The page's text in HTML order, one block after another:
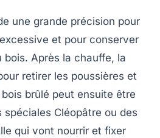
une grande précision pour
et pour conserver
Après la chauffe, la
retirer les poussières et
brûlé peut ensuite être
spéciales Cléopâtre ou des
qui vont nourrir et fixer